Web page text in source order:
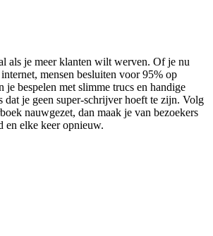
als je meer klanten wilt werven. Of je nu
mensen besluiten voor 95% op
je bespelen met slimme trucs en handige
dat je geen super-schrijver hoeft te zijn. Volg
nauwgezet, dan maak je van bezoekers
en elke keer opnieuw.